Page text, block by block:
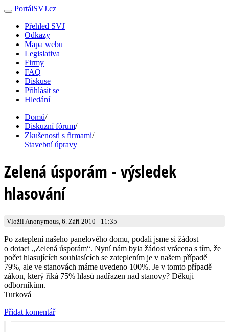
PortálSVJ.cz
Přehled SVJ
Odkazy
Mapa webu
Legislativa
Firmy
FAQ
Diskuse
Přihlásit se
Hledání
Domů/
Diskuzní fórum/
Zkušenosti s firmami/
Stavební úpravy
Zelená úsporám - výsledek
hlasování
Vložil Anonymous, 6. Září 2010 - 11:35
Po zateplení našeho panelového domu, podali jsme si žádost
o dotaci „Zelená úsporám“. Nyní nám byla žádost vrácena s tím, že
počet hlasujících souhlasících se zateplením je v našem případě
79%, ale ve stanovách máme uvedeno 100%. Je v tomto případě
zákon, který říká 75% hlasů nadřazen nad stanovy? Děkuji
odborníkům.
Turková
Přidat komentář